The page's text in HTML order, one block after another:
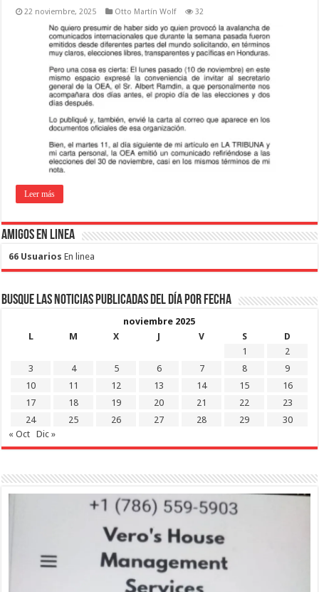
22 noviembre, 2025 Otto Martín Wolf 32
Leer más
Amigos en Linea
66 Usuarios En linea
Busque las noticias publicadas del día por fecha
noviembre 2025
L
M X J V S
D
1
2
3
4 5 6 7 8
9
10
11 12 13 14 15
16
17
18 19 20 21 22
23
24
25 26 27 28 29
30
« Oct
Dic »